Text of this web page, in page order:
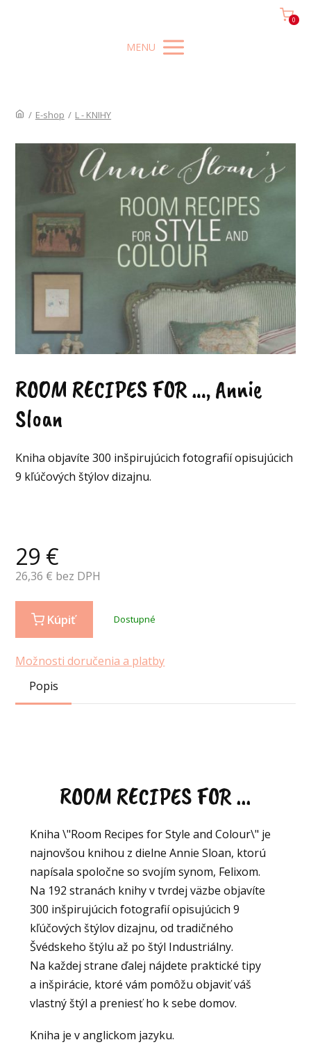
0
MENU
/ E-shop / L - KNIHY
ROOM RECIPES FOR …, Annie
Sloan
Kniha objavíte 300 inšpirujúcich fotografií opisujúcich
9 kľúčových štýlov dizajnu.
29 €
26,36 € bez DPH
Kúpiť Dostupné
Možnosti doručenia a platby
Popis
ROOM RECIPES FOR ...
Kniha \"Room Recipes for Style and Colour\" je
najnovšou knihou z dielne Annie Sloan, ktorú
napísala spoločne so svojím synom, Felixom.
Na 192 stranách knihy v tvrdej väzbe objavíte
300 inšpirujúcich fotografií opisujúcich 9
kľúčových štýlov dizajnu, od tradičného
Švédskeho štýlu až po štýl Industriálny.
Na každej strane ďalej nájdete praktické tipy
a inšpirácie, ktoré vám pomôžu objaviť váš
vlastný štýl a preniesť ho k sebe domov.
Kniha je v anglickom jazyku.